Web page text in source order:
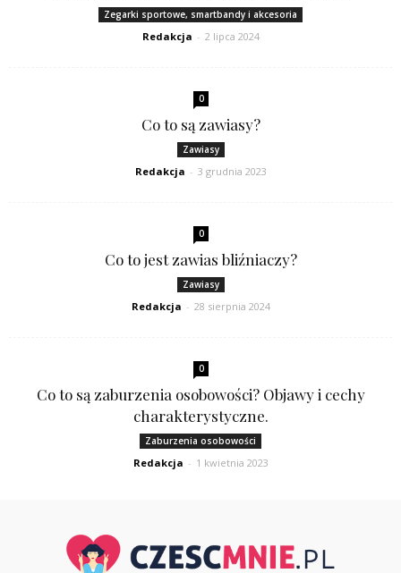
Zegarki sportowe, smartbandy i akcesoria
Redakcja - 2 lipca 2024
0
Co to są zawiasy?
Zawiasy
Redakcja - 3 grudnia 2023
0
Co to jest zawias bliźniaczy?
Zawiasy
Redakcja - 28 sierpnia 2024
0
Co to są zaburzenia osobowości? Objawy i cechy
charakterystyczne.
Zaburzenia osobowości
Redakcja - 1 kwietnia 2023